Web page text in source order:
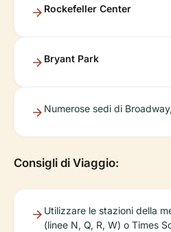
Rockefeller Center
Bryant Park
Numerose sedi di
Consigli di Viaggio:
Utilizzare le stazioni della
(linee N, Q, R, W) o Times